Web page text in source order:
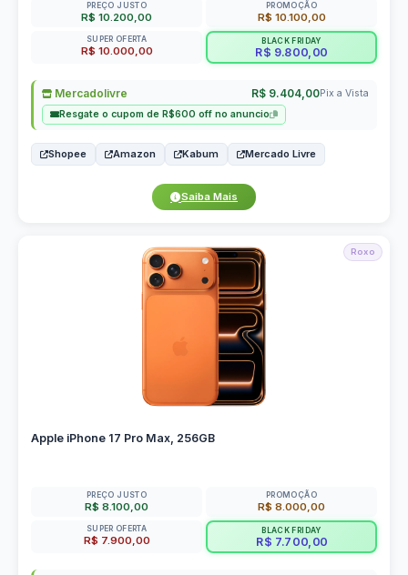
PREÇO JUSTO
R$ 10.200,00
PROMOÇÃO
R$ 10.100,00
SUPER OFERTA
R$ 10.000,00
BLACK FRIDAY
R$ 9.800,00
Mercadolivre R$ 9.404,00Pix a Vista
Resgate o cupom de R$600 off no anuncio
Shopee Amazon Kabum Mercado Livre
Saiba Mais
Roxo
Apple iPhone 17 Pro Max, 256GB
PREÇO JUSTO
R$ 8.100,00
PROMOÇÃO
R$ 8.000,00
SUPER OFERTA
R$ 7.900,00
BLACK FRIDAY
R$ 7.700,00